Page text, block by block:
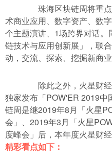
珠海区块链周将重点
术商业应用、数字资产、数
个主题演讲、1场跨界对话
链技术与应用创新展」，联
动，交流、探索、挖掘新商业
除此之外，火星财经
独家发布「POW'ER 2019
链周是继2019年8月「火星
会」、2019年3月「火星
度峰会」后，本年度火星财
精彩看点如下：